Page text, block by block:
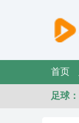
首页
足球：